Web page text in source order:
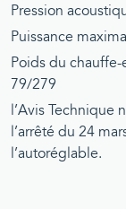
Pression
Puissance
Poids du
79/279
l’Avis Technique
l’arrêté du 24
l’autoréglable.